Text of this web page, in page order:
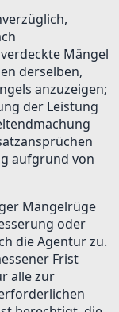
Mängel
derselben,
anzuzeigen;
der Leistung
aufgrund von
Mängelrüge
oder
die Agentur zu.
Frist
alle zur